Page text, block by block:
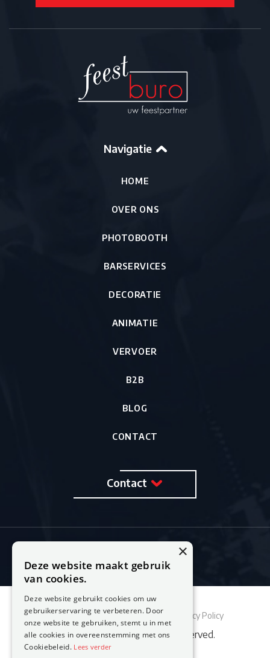
Navigatie
HOME
OVER ONS
PHOTOBOOTH
BARSERVICES
DECORATIE
ANIMATIE
VERVOER
B2B
BLOG
CONTACT
Contact
Sitemap Cookie Policy Privacy Policy
© 2026 Feestburo. All rights reserved.
×
Deze website maakt gebruik
van cookies.
Deze website gebruikt cookies om uw
gebruikerservaring te verbeteren. Door
onze website te gebruiken, stemt u in met
alle cookies in overeenstemming met ons
Cookiebeleid. Lees verder